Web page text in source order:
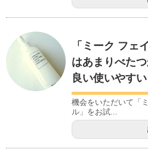
「ミーク フェ
はあまりべた
良い使いやすい
機会をいただいて「
ル」をお試...